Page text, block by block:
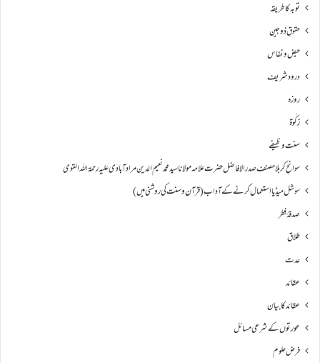
توبہ کا طریقہ
حقوقِ ذوجین
حیض و نفاس
درود شریف
روزہ
زکٰوۃ
سنت وظیفے
سوانحِ كربلا مصنف صدر الافاضل حضرت علامہ مولانا سید محمد نعیم الدین مراد آبادی علیہ رحمۃ اللہ القوی
سوشل میڈیا استعمال کرنے کے آداب (قرآن و سنت کی روشنی میں)
صدقۂ فطر
طلاق
عدت
عقائد
عقائد کا بیان
عورتوں کے شرعی مسائل
فرض علوم